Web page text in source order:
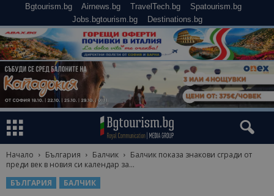
Bgtourism.bg Airnews.bg TravelTech.bg
Spatourism.bg
Jobs.bgtourism.bg
Destinations.bg
Начало България Балчик
Балчик показа знакови сгради от
преди век в новия си календар за...
БЪЛГАРИЯ
БАЛЧИК